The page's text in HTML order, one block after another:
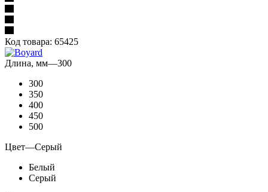
Код товара: 65425
Длина, мм—300
300
350
400
450
500
Цвет—Серый
Белый
Серый